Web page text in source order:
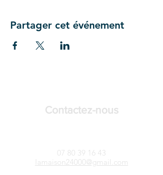
Partager cet événement
Contactez-nous
07 80 39 16 43
lamaison24000@gmail.com